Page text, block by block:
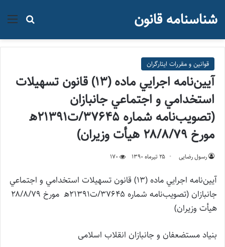
جستجو شناسنامه قانون
قوانین و مقررات ایثارگران
آيين‌نامه اجرايي ماده (۱۳) قانون تسهيلات
استخدامي و اجتماعي جانبازان
(تصويب‌نامه شماره ۳۷۶۴۵/ت۲۱۳۹۱ﻫ
مورخ ۲۸/۸/۷۹ هیأت وزیران)
رسول رضایی ۲۵ تیر‌ماه ۱۳۹۰ 170
آيين‌نامه اجرايي ماده (۱۳) قانون تسهيلات استخدامي و اجتماعي
جانبازان (تصويب‌نامه شماره ۳۷۶۴۵/ت۲۱۳۹۱ﻫ مورخ ۲۸/۸/۷۹
هیأت وزیران)
‌بنیاد مستضعفان و جانبازان انقلاب اسلامی